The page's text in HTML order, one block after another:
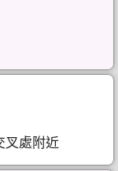
叉處附近